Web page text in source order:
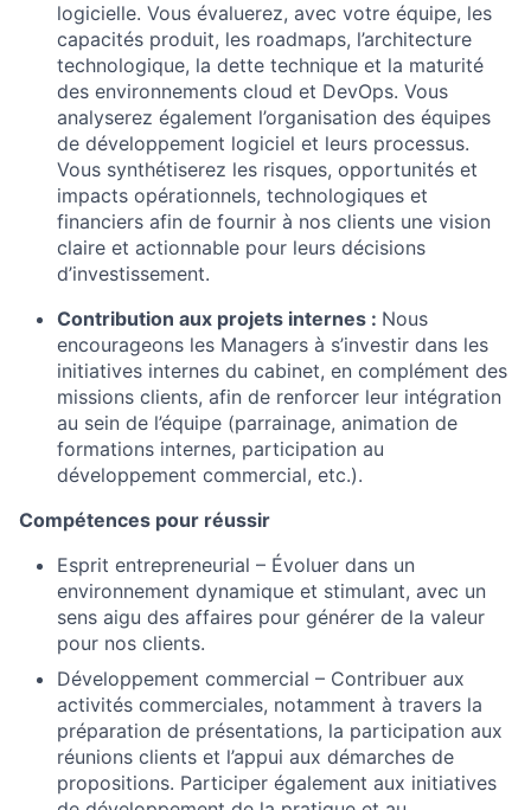
logicielle. Vous évaluerez, avec votre équipe, les
capacités produit, les roadmaps, l’architecture
technologique, la dette technique et la maturité
des environnements cloud et DevOps. Vous
analyserez également l’organisation des équipes
de développement logiciel et leurs processus.
Vous synthétiserez les risques, opportunités et
impacts opérationnels, technologiques et
financiers afin de fournir à nos clients une vision
claire et actionnable pour leurs décisions
d’investissement.
Contribution aux projets internes : Nous
encourageons les Managers à s’investir dans les
initiatives internes du cabinet, en complément des
missions clients, afin de renforcer leur intégration
au sein de l’équipe (parrainage, animation de
formations internes, participation au
développement commercial, etc.).
Compétences pour réussir
Esprit entrepreneurial – Évoluer dans un
environnement dynamique et stimulant, avec un
sens aigu des affaires pour générer de la valeur
pour nos clients.
Développement commercial – Contribuer aux
activités commerciales, notamment à travers la
préparation de présentations, la participation aux
réunions clients et l’appui aux démarches de
propositions. Participer également aux initiatives